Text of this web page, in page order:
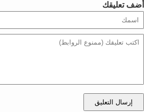
أضف تعليقك
إرسال التعليق